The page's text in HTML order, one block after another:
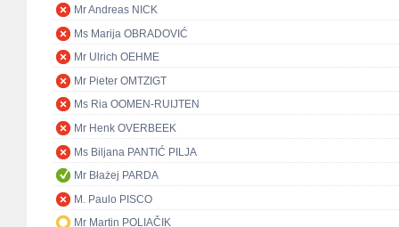
Mr Andreas NICK
Ms Marija OBRADOVIĆ
Mr Ulrich OEHME
Mr Pieter OMTZIGT
Ms Ria OOMEN-RUIJTEN
Mr Henk OVERBEEK
Ms Biljana PANTIĆ PILJA
Mr Błażej PARDA
M. Paulo PISCO
Mr Martin POLIAČIK